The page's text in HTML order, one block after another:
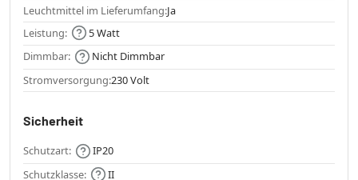
Leuchtmittel im Lieferumfang:Ja
Leistung:
5 Watt
Dimmbar:
Nicht Dimmbar
Stromversorgung:230 Volt
Sicherheit
Schutzart:
IP20
Schutzklasse:
II